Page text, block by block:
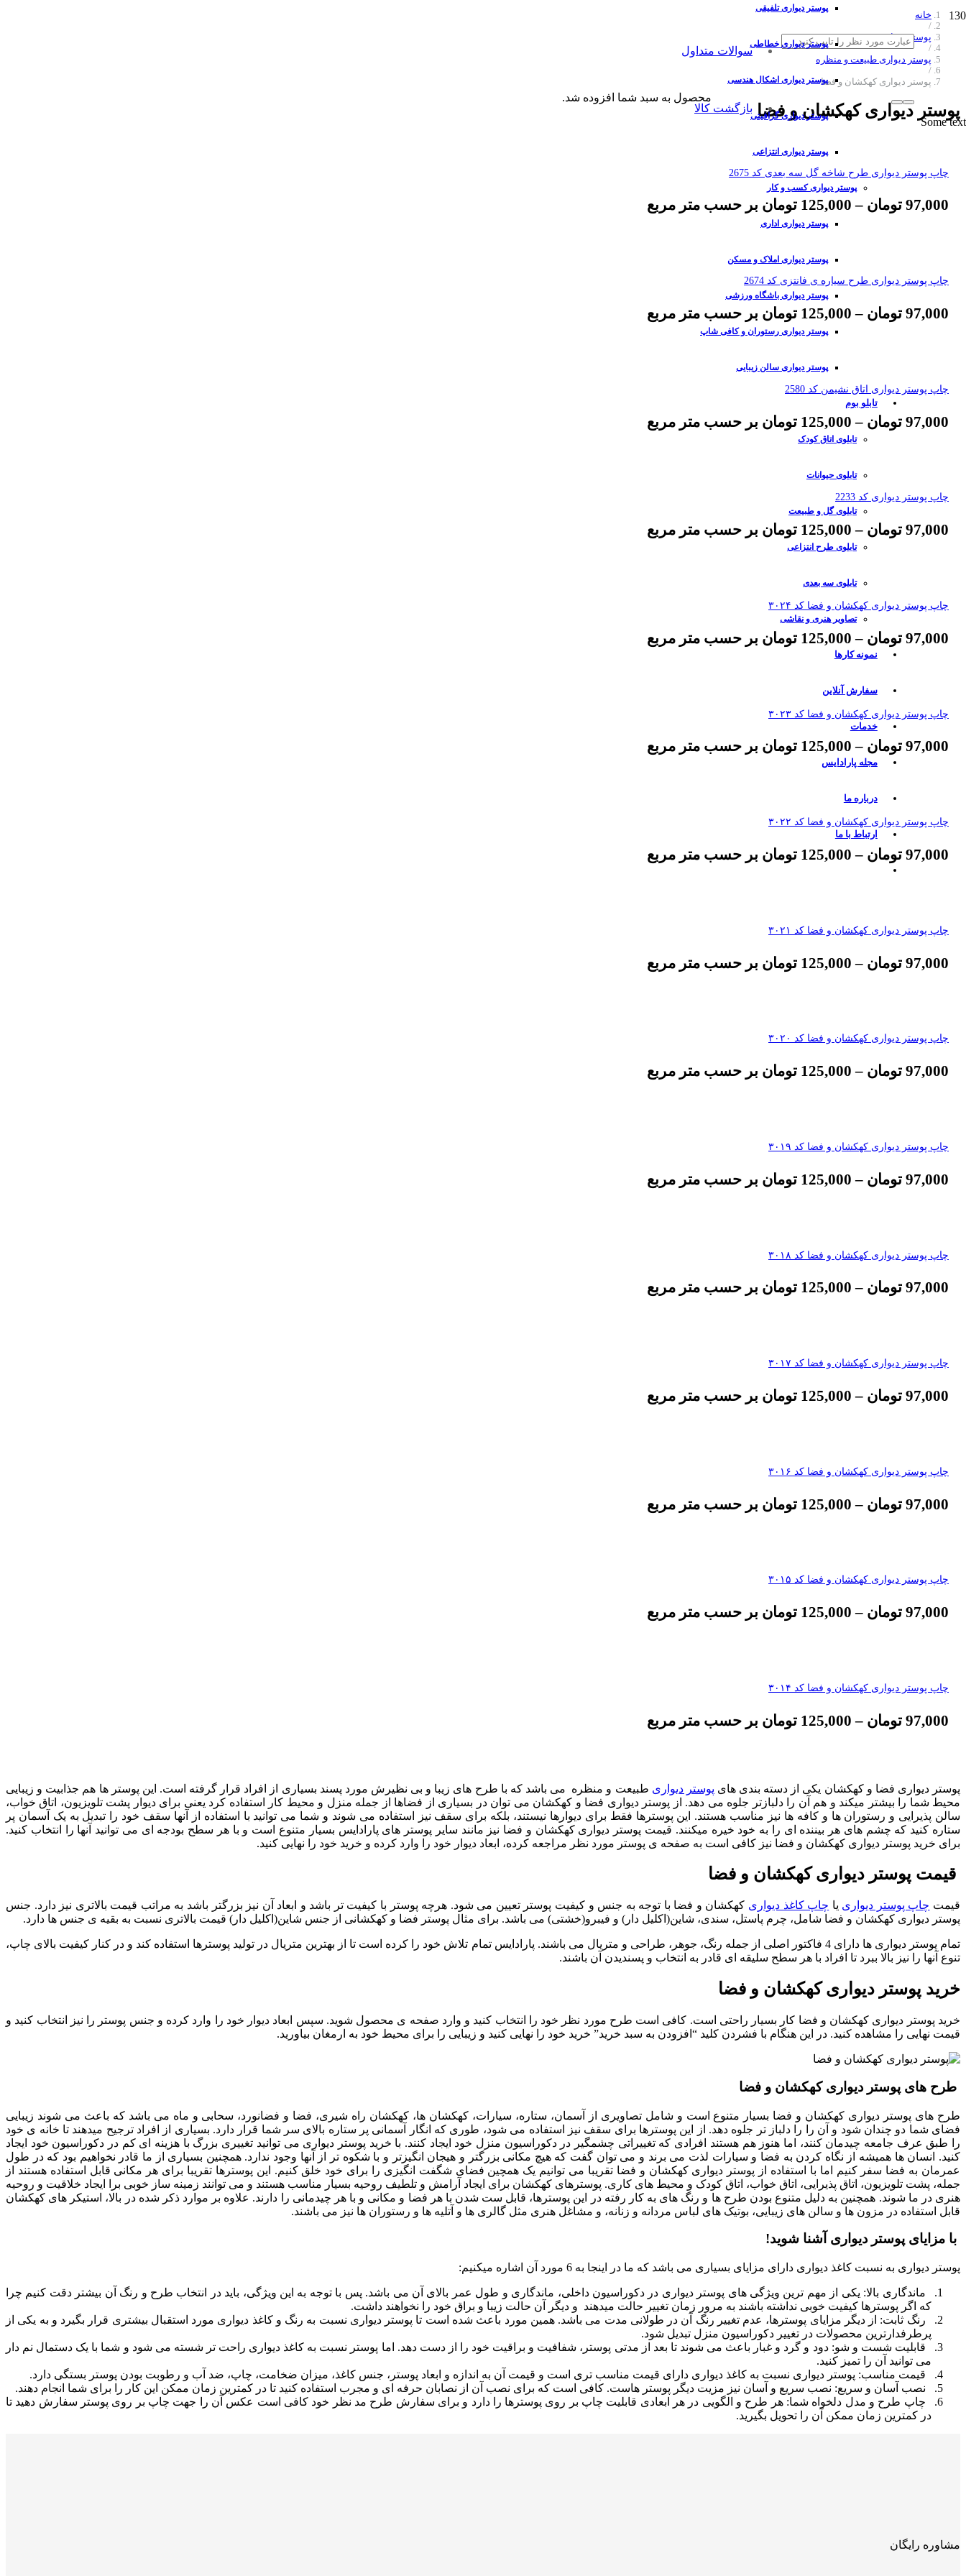
سوالات متداول
بازگشت کالا
پوستر دیواری تلفیقی
پوستر دیواری خطاطی
پوستر دیواری اشکال هندسی
پوستر دیواری گرافیتی
پوستر دیواری انتزاعی
پوستر دیواری کسب و کار
پوستر دیواری اداری
پوستر دیواری املاک و مسکن
پوستر دیواری باشگاه ورزشی
پوستر دیواری رستوران و کافی شاپ
پوستر دیواری سالن زیبایی
تابلو بوم
تابلوی اتاق کودک
تابلوی حیوانات
تابلوی گل و طبیعت
تابلوی طرح انتزاعی
تابلوی سه بعدی
تصاویر هنری و نقاشی
نمونه کارها
سفارش آنلاین
خدمات
مجله پارادایس
درباره ما
ارتباط با ما
محصول به سبد شما افزوده شد.
Some text
خانه
/
پوستر دیواری
/
پوستر دیواری طبیعت و منظره
/
پوستر دیواری کهکشان و فضا
پوستر دیواری کهکشان و فضا
چاپ پوستر دیواری طرح شاخه گل سه بعدی کد 2675
97,000 تومان –
125,000 تومان بر حسب متر مربع
چاپ پوستر دیواری طرح سیاره ی فانتزی کد 2674
97,000 تومان –
125,000 تومان بر حسب متر مربع
چاپ پوستر دیواری اتاق نشیمن کد 2580
97,000 تومان –
125,000 تومان بر حسب متر مربع
چاپ پوستر دیواری کد 2233
97,000 تومان –
125,000 تومان بر حسب متر مربع
چاپ پوستر دیواری کهکشان و فضا کد ۳۰۲۴
97,000 تومان –
125,000 تومان بر حسب متر مربع
چاپ پوستر دیواری کهکشان و فضا کد ۳۰۲۳
97,000 تومان –
125,000 تومان بر حسب متر مربع
چاپ پوستر دیواری کهکشان و فضا کد ۳۰۲۲
97,000 تومان –
125,000 تومان بر حسب متر مربع
چاپ پوستر دیواری کهکشان و فضا کد ۳۰۲۱
97,000 تومان –
125,000 تومان بر حسب متر مربع
چاپ پوستر دیواری کهکشان و فضا کد ۳۰۲۰
97,000 تومان –
125,000 تومان بر حسب متر مربع
چاپ پوستر دیواری کهکشان و فضا کد ۳۰۱۹
97,000 تومان –
125,000 تومان بر حسب متر مربع
چاپ پوستر دیواری کهکشان و فضا کد ۳۰۱۸
97,000 تومان –
125,000 تومان بر حسب متر مربع
چاپ پوستر دیواری کهکشان و فضا کد ۳۰۱۷
97,000 تومان –
125,000 تومان بر حسب متر مربع
چاپ پوستر دیواری کهکشان و فضا کد ۳۰۱۶
97,000 تومان –
125,000 تومان بر حسب متر مربع
چاپ پوستر دیواری کهکشان و فضا کد ۳۰۱۵
97,000 تومان –
125,000 تومان بر حسب متر مربع
چاپ پوستر دیواری کهکشان و فضا کد ۳۰۱۴
97,000 تومان –
125,000 تومان بر حسب متر مربع
پوستر دیواری فضا و کهکشان یکی از دسته بندی های پوستر دیواری طبیعت و منظره می باشد که با طرح های زیبا و بی نظیرش مورد پسند بسیاری از افراد قرار گرفته است. این پوستر ها هم جذابیت و زیبایی
محیط شما را بیشتر میکند و هم آن را دلبازتر جلوه می دهد. از پوستر دیواری فضا و کهکشان می توان در بسیاری از فضاها از جمله منزل و محیط کار استفاده کرد یعنی برای دیوار پشت تلویزیون، اتاق خواب،
سالن پذیرایی و رستوران ها و کافه ها نیز مناسب هستند. این پوسترها فقط برای دیوارها نیستند، بلکه برای سقف نیز استفاده می شوند و شما می توانید با استفاده از آنها سقف خود را تبدیل به یک آسمان پر
ستاره کنید که چشم های هر بیننده ای را به خود خیره میکنند. قیمت پوستر دیواری کهکشان و فضا نیز مانند سایر پوستر های پارادایس بسیار متنوع است و با هر سطح بودجه ای می توانید آنها را انتخاب کنید.
برای خرید پوستر دیواری کهکشان و فضا نیز کافی است به صفحه ی پوستر مورد نظر مراجعه کرده، ابعاد دیوار خود را وارد کرده و خرید خود را نهایی کنید.
قیمت پوستر دیواری کهکشان و فضا
قیمت چاپ پوستر دیواری یا چاپ کاغذ دیواری کهکشان و فضا با توجه به جنس و کیفیت پوستر تعیین می شود. هرچه پوستر با کیفیت تر باشد و ابعاد آن نیز بزرگتر باشد به مراتب قیمت بالاتری نیز دارد. جنس
پوستر دیواری کهکشان و فضا شامل، چرم پاستل، سندی، شاین(اکلیل دار) و فیبرو(خشتی) می باشد. برای مثال پوستر فضا و کهکشانی از جنس شاین(اکلیل دار) قیمت بالاتری نسبت به بقیه ی جنس ها دارد.
تمام پوستر دیواری ها دارای 4 فاکتور اصلی از جمله رنگ، جوهر، طراحی و متریال می باشند. پارادایس تمام تلاش خود را کرده است تا از بهترین متریال در تولید پوسترها استفاده کند و در کنار کیفیت بالای چاپ،
تنوع آنها را نیز بالا ببرد تا افراد با هر سطح سلیقه ای قادر به انتخاب و پسندیدن آن باشند.
خرید پوستر دیواری کهکشان و فضا
خرید پوستر دیواری کهکشان و فضا کار بسیار راحتی است. کافی است طرح مورد نظر خود را انتخاب کنید و وارد صفحه ی محصول شوید. سپس ابعاد دیوار خود را وارد کرده و جنس پوستر را نیز انتخاب کنید و
قیمت نهایی را مشاهده کنید. در این هنگام با فشردن کلید “افزودن به سبد خرید” خرید خود را نهایی کنید و زیبایی را برای محیط خود به ارمغان بیاورید.
طرح های پوستر دیواری کهکشان و فضا
طرح های پوستر دیواری کهکشان و فضا بسیار متنوع است و شامل تصاویری از آسمان، ستاره، سیارات، کهکشان ها، کهکشان راه شیری، فضا و فضانورد، سحابی و ماه می باشد که باعث می شوند زیبایی
فضای شما دو چندان شود و آن را را دلباز تر جلوه دهد. از این پوسترها برای سقف نیز استفاده می شود، طوری که انگار آسمانی پر ستاره بالای سر شما قرار دارد. بسیاری از افراد ترجیح میدهند تا خانه ی خود
را طبق عرف جامعه چیدمان کنند، اما هنوز هم هستند افرادی که تغییراتی چشمگیر در دکوراسیون منزل خود ایجاد کنند. با خرید پوستر دیواری می توانید تغییری بزرگ با هزینه ای کم در دکوراسیون خود ایجاد
کنید. انسان ها همیشه از نگاه کردن به فضا و سیارات لذت می برند و می توان گفت که هیچ مکانی بزرگتر و هیجان انگیزتر و با شکوه تر از آنها وجود ندارد. همچنین بسیاری از ما قادر نخواهیم بود که در طول
عمرمان به فضا سفر کنیم اما با استفاده از پوستر دیواری کهکشان و فضا تقریبا می توانیم یک همچین فضای شگفت انگیزی را برای خود خلق کنیم. این پوسترها تقریبا برای هر مکانی قابل استفاده هستند از
جمله، پشت تلویزیون، اتاق پذیرایی، اتاق خواب، اتاق کودک و محیط های کاری. پوسترهای کهکشان برای ایجاد آرامش و تلطیف روحیه بسیار مناسب هستند و می توانند زمینه ساز خوبی برا ایجاد خلاقیت و روحیه
هنری در ما شوند. همچنین به دلیل متنوع بودن طرح ها و رنگ های به کار رفته در این پوسترها، قابل ست شدن با هر فضا و مکانی و با هر چیدمانی را دارند. علاوه بر موارد ذکر شده در بالا، استیکر های کهکشان
قابل استفاده در مزون ها و سالن های زیبایی، بوتیک های لباس مردانه و زنانه، و مشاغل هنری مثل گالری ها و آتلیه ها و رستوران ها نیز می باشند.
با مزایای پوستر دیواری آشنا شوید!
پوستر دیواری به نسبت کاغذ دیواری دارای مزایای بسیاری می باشد که ما در اینجا به 6 مورد آن اشاره میکنیم:
ماندگاری بالا: یکی از مهم ترین ویژگی های پوستر دیواری در دکوراسیون داخلی، ماندگاری و طول عمر بالای آن می باشد. پس با توجه به این ویژگی، باید در انتخاب طرح و رنگ آن بیشتر دقت کنیم چرا
که اگر پوسترها کیفیت خوبی نداشته باشند به مرور زمان تغییر حالت میدهند و دیگر آن حالت زیبا و براق خود را نخواهند داشت.
رنگ ثابت: از دیگر مزایای پوسترها، عدم تغییر رنگ آن در طولانی مدت می باشد. همین مورد باعث شده است تا پوستر دیواری نسبت به رنگ و کاغذ دیواری مورد استقبال بیشتری قرار بگیرد و به یکی از
پرطرفدارترین محصولات در تغییر دکوراسیون منزل تبدیل شود.
قابلیت شست و شو: دود و گرد و غبار باعث می شوند تا بعد از مدتی پوستر، شفافیت و براقیت خود را از دست دهد. اما پوستر نسبت به کاغذ دیواری راحت تر شسته می شود و شما با یک دستمال نم دار
می توانید آن را تمیز کنید.
قیمت مناسب: پوستر دیواری نسبت به کاغذ دیواری دارای قیمت مناسب تری است و قیمت آن به اندازه و ابعاد پوستر، جنس کاغذ، میزان ضخامت، چاپ، ضد آب و رطوبت بودن پوستر بستگی دارد.
نصب آسان و سریع: نصب سریع و آسان نیز مزیت دیگر پوستر هاست. کافی است که برای نصب آن از نصابان حرفه ای و مجرب استفاده کنید تا در کمترین زمان ممکن این کار را برای شما انجام دهند.
چاپ طرح و مدل دلخواه شما: هر طرح و الگویی در هر ابعادی قابلیت چاپ بر روی پوسترها را دارد و برای سفارش طرح مد نظر خود کافی است عکس آن را جهت چاپ بر روی پوستر سفارش دهید تا
در کمترین زمان ممکن آن را تحویل بگیرید.
مشاوره رایگان